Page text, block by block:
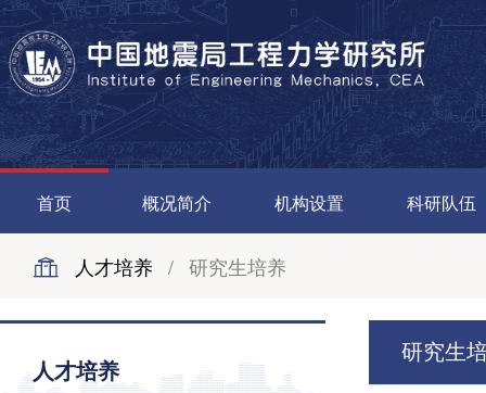
首页 概况简介 机构设置 科研队伍
人才培养 / 研究生培养
人才培养
研究生